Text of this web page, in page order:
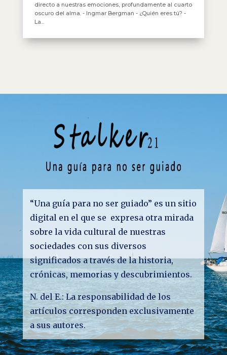
directo a nuestras emociones, profundamente al cuarto
oscuro del alma. - Ingmar Bergman - ¿Quién eres tú? -
La...
“Una guía para no ser guiado” es un sitio
digital en el que se expresa otra mirada
sobre la vida cultural de nuestras
sociedades con sus diversos
significados a través de la historia,
crónicas, memorias y descubrimientos.
N. del E.: La responsabilidad de los
artículos corresponden exclusivamente
a sus autores.